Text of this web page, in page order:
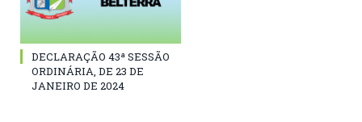
DECLARAÇÃO 43ª SESSÃO
ORDINÁRIA, DE 23 DE
JANEIRO DE 2024